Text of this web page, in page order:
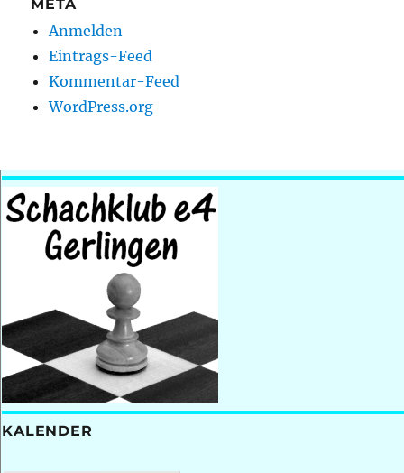
META
Anmelden
Eintrags-Feed
Kommentar-Feed
WordPress.org
KALENDER